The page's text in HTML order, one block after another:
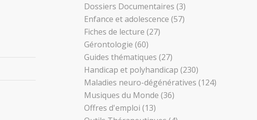
Dossiers Documentaires (3)
Enfance et adolescence (57)
Fiches de lecture (27)
Gérontologie (60)
Guides thématiques (27)
Handicap et polyhandicap (230)
Maladies neuro-dégénératives (124)
Musiques du Monde (36)
Offres d'emploi (13)